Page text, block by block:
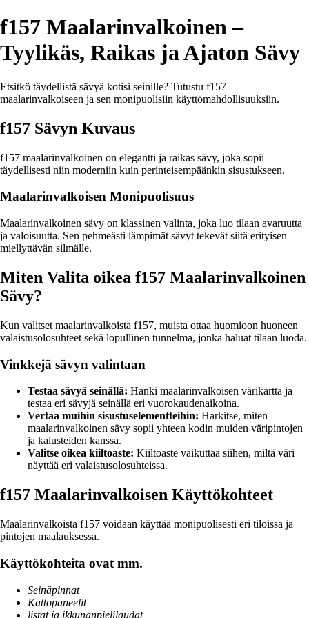
f157 Maalarinvalkoinen –
Tyylikäs, Raikas ja Ajaton Sävy
Etsitkö täydellistä sävyä kotisi seinille? Tutustu f157
maalarinvalkoiseen ja sen monipuolisiin käyttömahdollisuuksiin.
f157 Sävyn Kuvaus
f157 maalarinvalkoinen on elegantti ja raikas sävy, joka sopii
täydellisesti niin moderniin kuin perinteisempäänkin sisustukseen.
Maalarinvalkoisen Monipuolisuus
Maalarinvalkoinen sävy on klassinen valinta, joka luo tilaan avaruutta
ja valoisuutta. Sen pehmeästi lämpimät sävyt tekevät siitä erityisen
miellyttävän silmälle.
Miten Valita oikea f157 Maalarinvalkoinen
Sävy?
Kun valitset maalarinvalkoista f157, muista ottaa huomioon huoneen
valaistusolosuhteet sekä lopullinen tunnelma, jonka haluat tilaan luoda.
Vinkkejä sävyn valintaan
Testaa sävyä seinällä: Hanki maalarinvalkoisen värikartta ja
testaa eri sävyjä seinällä eri vuorokaudenaikoina.
Vertaa muihin sisustuselementteihin: Harkitse, miten
maalarinvalkoinen sävy sopii yhteen kodin muiden väripintojen
ja kalusteiden kanssa.
Valitse oikea kiiltoaste: Kiiltoaste vaikuttaa siihen, miltä väri
näyttää eri valaistusolosuhteissa.
f157 Maalarinvalkoisen Käyttökohteet
Maalarinvalkoista f157 voidaan käyttää monipuolisesti eri tiloissa ja
pintojen maalauksessa.
Käyttökohteita ovat mm.
Seinäpinnat
Kattopaneelit
listat ja ikkunanpielilaudat